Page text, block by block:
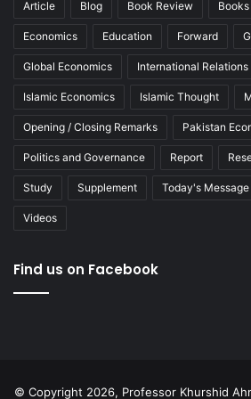
Article Blog Book Review Books
Economics Education Forward
Global Economics International Relations
Islamic Economics Islamic Thought
Opening / Closing Remarks Pakistan
Politics and Governance Report
Study Supplement Today's Message
Videos
Find us on Facebook
© Copyright 2026, Professor Khurshid